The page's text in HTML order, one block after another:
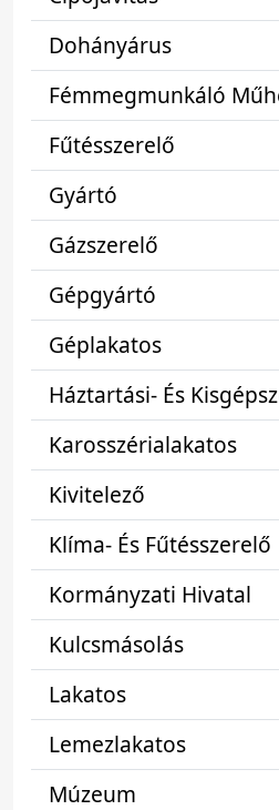
Dohányárus
Fémmegmunkáló
Fűtésszerelő
Gyártó
Gázszerelő
Gépgyártó
Géplakatos
Háztartási- És
Karosszérialakatos
Kivitelező
Klíma- És Fűtésszerelő
Kormányzati Hivatal
Kulcsmásolás
Lakatos
Lemezlakatos
Múzeum